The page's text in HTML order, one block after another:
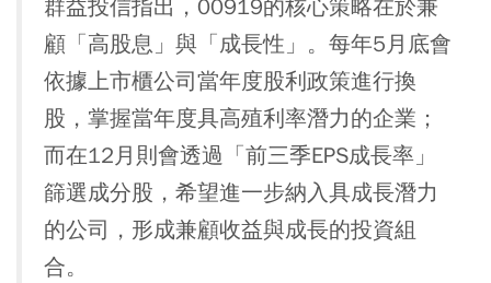
群益投信指出，00919的核心策略在於兼
顧「高股息」與「成長性」。每年5月底會
依據上市櫃公司當年度股利政策進行換
股，掌握當年度具高殖利率潛力的企業；
而在12月則會透過「前三季EPS成長率」
篩選成分股，希望進一步納入具成長潛力
的公司，形成兼顧收益與成長的投資組
合。